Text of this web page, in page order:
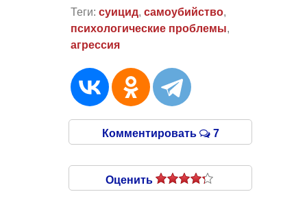
Теги: суицид, самоубийство,
психологические проблемы,
агрессия
Комментировать 7
Оценить